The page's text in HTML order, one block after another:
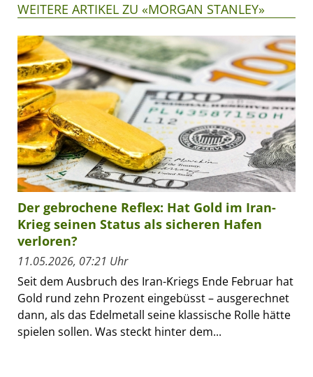
WEITERE ARTIKEL ZU «MORGAN STANLEY»
Der gebrochene Reflex: Hat Gold im Iran-
Krieg seinen Status als sicheren Hafen
verloren?
11.05.2026, 07:21 Uhr
Seit dem Ausbruch des Iran-Kriegs Ende Februar hat
Gold rund zehn Prozent eingebüsst – ausgerechnet
dann, als das Edelmetall seine klassische Rolle hätte
spielen sollen. Was steckt hinter dem...